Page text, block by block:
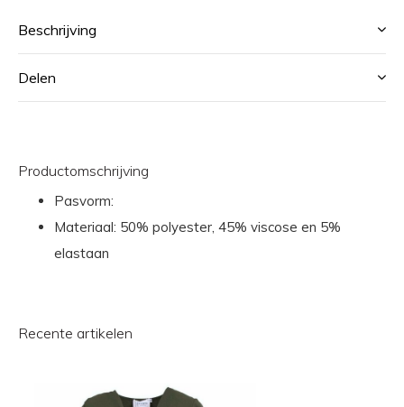
Beschrijving
Delen
Productomschrijving
Pasvorm:
Materiaal: 50% polyester, 45% viscose en 5%
elastaan
Recente artikelen